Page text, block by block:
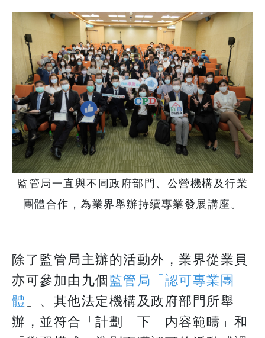
監管局一直與不同政府部門、公營機構及行業
團體合作，為業界舉辦持續專業發展講座。
除了監管局主辦的活動外，業界從業員
亦可參加由九個監管局「認可專業團
體 」、其他法定機構及政府部門所舉
辦，並符合「計劃」下「内容範疇」和